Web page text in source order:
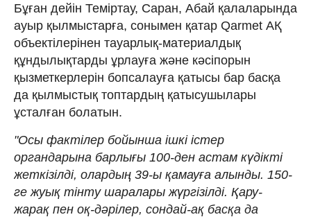
Бұған дейін Теміртау, Саран, Абай қалаларында
ауыр қылмыстарға, сонымен қатар Qarmet АҚ
объектілерінен тауарлық-материалдық
құндылықтарды ұрлауға және кәсіпорын
қызметкерлерін бопсалауға қатысы бар басқа
да қылмыстық топтардың қатысушылары
ұсталған болатын.
"Осы фактілер бойынша ішкі істер
органдарына барлығы 100-ден астам күдікті
жеткізілді, олардың 39-ы қамауға алынды. 150-
ге жуық тінту шаралары жүргізілді. Қару-
жарақ пен оқ-дәрілер, сондай-ақ басқа да